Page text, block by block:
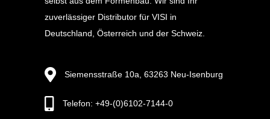
zuverlässiger Distributor für VISI in
Deutschland, Österreich und der Schweiz.
Siemensstraße 10a, 63263 Neu-Isenburg
Telefon: +49-(0)6102-7144-0